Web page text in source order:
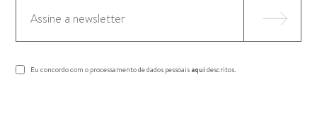
Eu concordo com o processamento de dados pessoais aqui descritos.